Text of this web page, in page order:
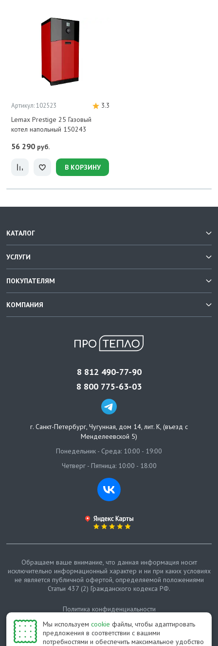
Артикул: 102523 3.3
Lemax Prestige 25 Газовый
котел напольный 150243
56 290 руб.
В КОРЗИНУ
Мы используем cookie файлы, чтобы адаптировать
предложения в соответствии с вашими
потребностями и обеспечить максимальное удобство
КАТАЛОГ
УСЛУГИ
ПОКУПАТЕЛЯМ
КОМПАНИЯ
8 812 490-77-90
8 800 775-63-03
г. Санкт-Петербург, Чугунная, дом 14, лит. К, (въезд с
Менделеевской 5)
Понедельник - Среда: 10:00 - 19:00
Четверг - Пятница: 10:00 - 18:00
Обращаем ваше внимание, что данная информация носит
исключительно информационный характер и ни при каких условиях
не является публичной офертой, определяемой положениями
Статьи 437 (2) Гражданского кодекса РФ.
Политика конфиденциальности
Карта сайта